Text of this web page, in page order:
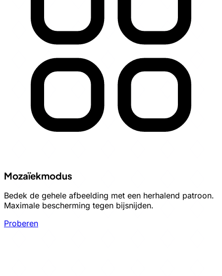
Mozaïekmodus
Bedek de gehele afbeelding met een herhalend patroon.
Maximale bescherming tegen bijsnijden.
Proberen